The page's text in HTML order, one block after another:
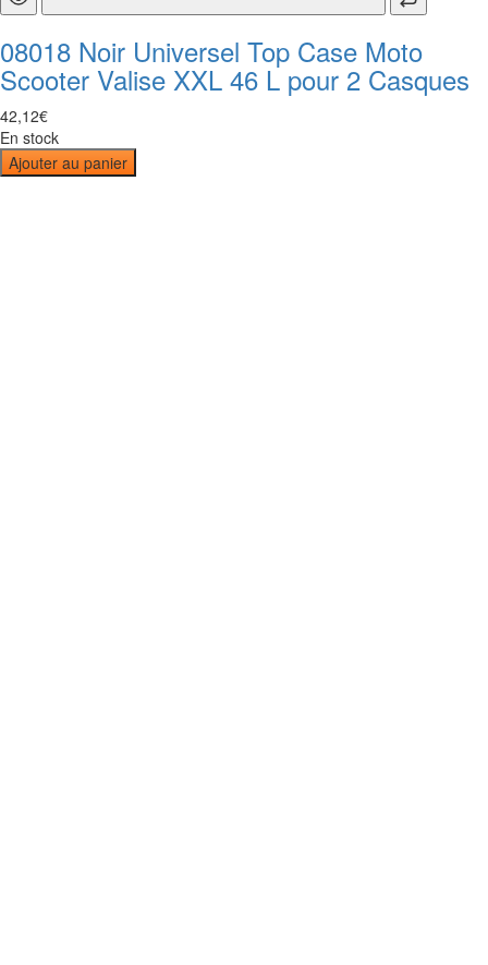
08018 Noir Universel Top Case Moto
Scooter Valise XXL 46 L pour 2 Casques
42,12€
En stock
Ajouter au panier